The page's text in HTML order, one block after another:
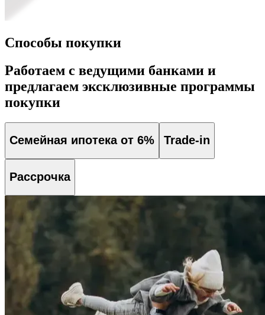
Способы покупки
Работаем с ведущими банками и
предлагаем эксклюзивные программы
покупки
Семейная ипотека от 6% Trade-in
Рассрочка